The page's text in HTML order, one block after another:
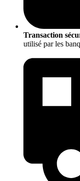
Transaction
utilisé par les